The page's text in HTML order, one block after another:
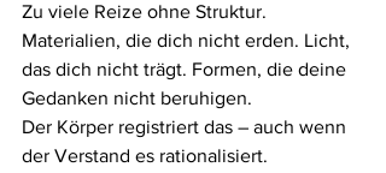
Zu viele Reize ohne Struktur.
Materialien, die dich nicht erden. Licht,
das dich nicht trägt. Formen, die deine
Gedanken nicht beruhigen.
Der Körper registriert das – auch wenn
der Verstand es rationalisiert.